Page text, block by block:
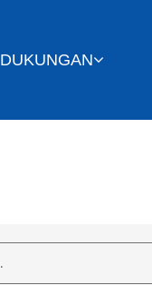
DUKUNGAN